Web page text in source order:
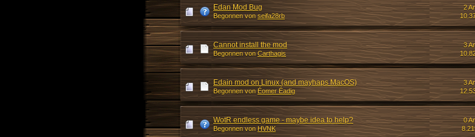
Edan Mod Bug
Begonnen von seifa28rb
2
Cannot install the mod
Begonnen von Carthagis
3
Edain mod on Linux (and mayhaps MacOS)
Begonnen von Éomer Éadig
3
WotR endless game - maybe idea to help?
Begonnen von HVNK
0